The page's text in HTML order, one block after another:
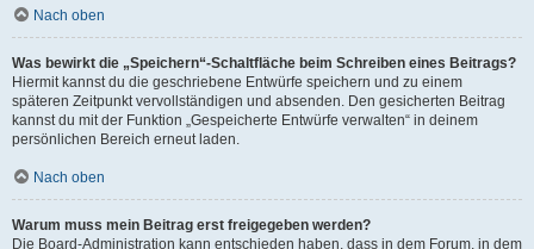
Nach oben
Was bewirkt die „Speichern“-Schaltfläche beim Schreiben eines Beitrags?
Hiermit kannst du die geschriebene Entwürfe speichern und zu einem
späteren Zeitpunkt vervollständigen und absenden. Den gesicherten Beitrag
kannst du mit der Funktion „Gespeicherte Entwürfe verwalten“ in deinem
persönlichen Bereich erneut laden.
Nach oben
Warum muss mein Beitrag erst freigegeben werden?
Die Board-Administration kann entschieden haben, dass in dem Forum, in dem